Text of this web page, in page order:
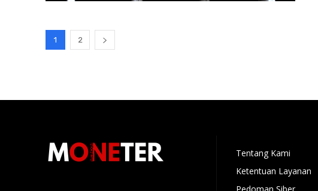
1 2
Tentang Kami
Ketentuan Layanan